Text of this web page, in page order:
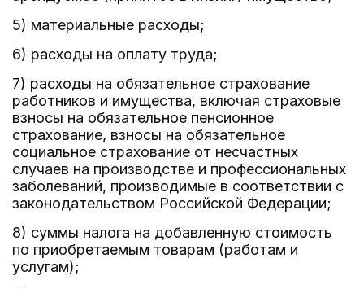
5) материальные расходы;
6) расходы на оплату труда;
7) расходы на обязательное страхование
работников и имущества, включая страховые
взносы на обязательное пенсионное
страхование, взносы на обязательное
социальное страхование от несчастных
случаев на производстве и профессиональных
заболеваний, производимые в соответствии с
законодательством Российской Федерации;
8) суммы налога на добавленную стоимость
по приобретаемым товарам (работам и
услугам);